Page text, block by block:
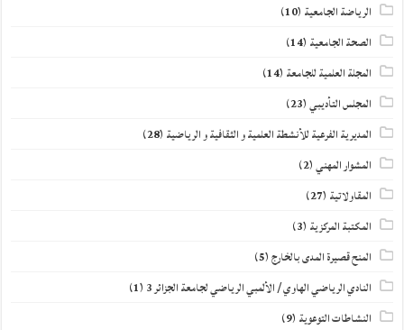
الرياضة الجامعية (10)
الصحة الجامعية (14)
المجلة العلمية للجامعة (14)
المجلس التأديبي(23)
المديرية الفرعية للأنشطة العلمية و الثقافية و الرياضية (28)
المشوار المهني(2)
المقاولاتية (27)
المكتبة المركزية (3)
المنح قصيرة المدى بالخارج(5)
النادي الرياضي الهاوي / الألمبي الرياضي لجامعة الجزائر 3 (1)
النشاطات التوعوية (9)